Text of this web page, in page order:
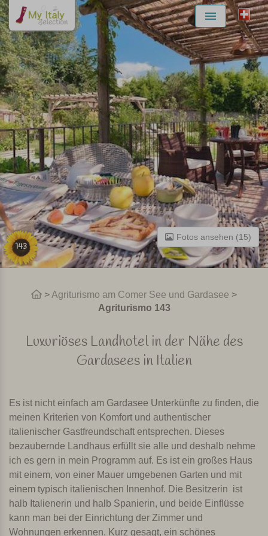
Menu
143
Fotos ansehen (15)
>Agriturismo am Comer See und Gardasee >
Agriturismo 143
Luxuriöses Landhotel in der Nähe des
Gardasees in Italien
Es ist nicht einfach am Gardasee Unterkünfte zu finden, die
meinen Kriterien von Komfort und authentischer
italienischer Gastfreundschaft entsprechen. Dieses
bezaubernde Landhaus erfüllt sie alle und deshalb nehme
ich es gern in mein Programm auf. Es ist ein großes Haus
mit einem, von einer Mauer umgebenen Garten und mit
einem typisch italienischen Innenhof. Die Besitzerin ist
halb Italienerin und halb Spanierin, und beide Einflüsse
kann man bei der Einrichtung der Zimmer und
Wohnungen erkennen. Kurz gesagt, ein schönes